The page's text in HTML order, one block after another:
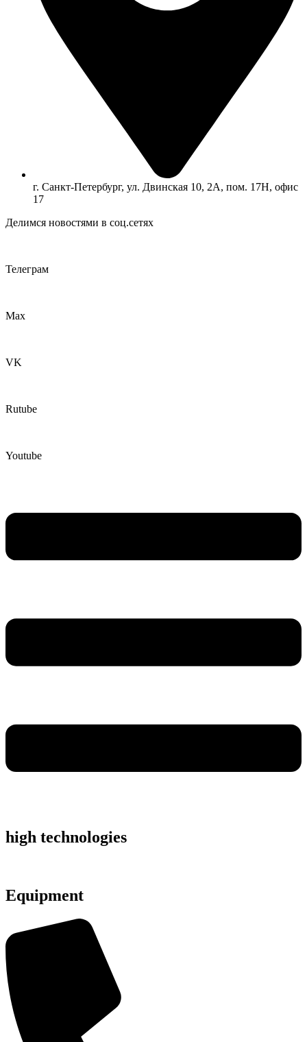
г. Санкт-Петербург, ул. Двинская 10, 2А, пом. 17Н, офис
17
Делимся новостями в соц.сетях
Телеграм
Max
VK
Rutube
Youtube
high technologies
Equipment